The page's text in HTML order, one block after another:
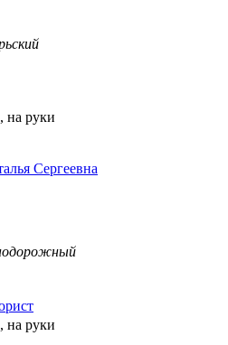
на руки
Сергеевна
на руки